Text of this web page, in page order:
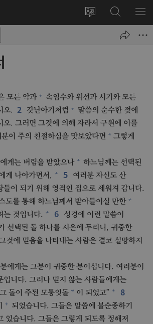
사이트
로그인
(새로운
JW.ORG
검색
메
모든 악과 + 속임수와 위선과 시기와 모든
오. 2 갓난아기처럼 + 말씀의 순수한 젖에
오. 그러면 그것에 의해 자라서 구원에 이를
분이 주의 친절하심을 맛보았다면 * 그렇게
게는 버림을 받았으나 + 하느님께는 선택된
게 나아가면서, + 5
여러분 자신도 산
들이 되기 위해 영적인 집으로 세워져 갑니다.
도를 통해 하느님께서 받아들이실 만한 +
는 것입니다. + 6
성경에 이런 말씀이
선택된 돌 하나를 시온에 두리니, 귀중한
것에 믿음을 나타내는 사람은 결코 실망하지
에게는 그분이 귀중한 분이십니다. 여러분이
입니다. 그러나 믿지 않는 사람들에게는
그 돌이 주된 모퉁잇돌 * 이 되었고” + 8
+ 되었습니다. 그들은 말씀에 불순종하기
있습니다. 그들은 그렇게 되도록 정해져